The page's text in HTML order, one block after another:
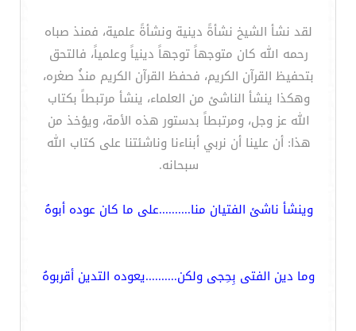
لقد نشأ الشيخ نشأةً دينية ونشأةً علمية، فمنذ صباه
رحمه الله كان متوجهاً توجهاً دينياً وعلمياً، فالتحق
بتحفيظ القرآن الكريم، فحفظ القرآن الكريم منذُ صغره،
وهكذا ينشأ الناشئ من العلماء، ينشأ مرتبطاً بكتاب
الله عز وجل، ومرتبطاً بدستور هذه الأمة، ويؤخذ من
هذا: أن علينا أن نربي أبناءنا وناشئتنا على كتاب الله
سبحانه.
وينشأ ناشئ الفتيان منا..........على ما كان عوده أبوهُ
وما دين الفتى بِحِجى ولكن..........يعوده التدين أقربوهُ